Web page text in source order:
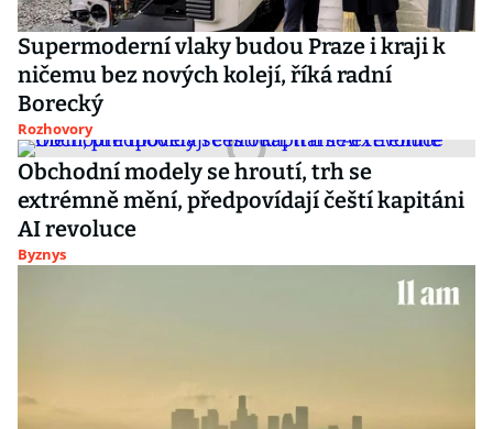
Supermoderní vlaky budou Praze i kraji k
ničemu bez nových kolejí, říká radní
Borecký
Rozhovory
Obchodní modely se hroutí, trh se
extrémně mění, předpovídají čeští kapitáni
AI revoluce
Byznys